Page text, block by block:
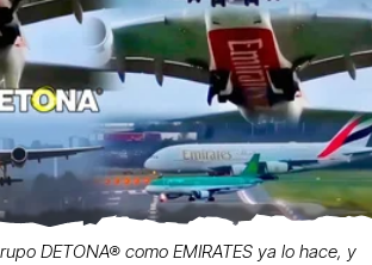
DETONA® como EMIRATES ya lo hace, y